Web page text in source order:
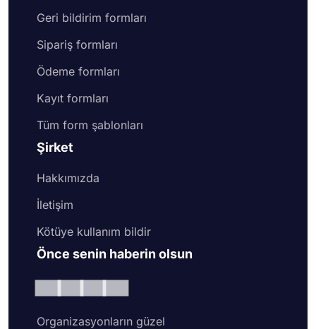
Geri bildirim formları
Sipariş formları
Ödeme formları
Kayıt formları
Tüm form şablonları
Şirket
Hakkımızda
İletişim
Kötüye kullanım bildir
Önce senin haberin olsun
Organizasyonların güzel